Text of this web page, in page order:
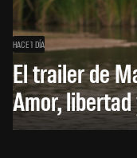
HACE 1 DÍA
El trailer de
Amor,